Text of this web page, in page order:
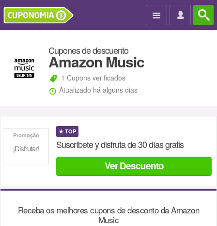

Cupones de descuento
Amazon Music
1 Cupons verificados
Atualizado há alguns dias
★ TOP
Suscríbete y disfruta de 30 días gratis
Promoção
¡Disfrutar!
Ver Descuento
Receba os melhores cupons de desconto daAmazon
Music